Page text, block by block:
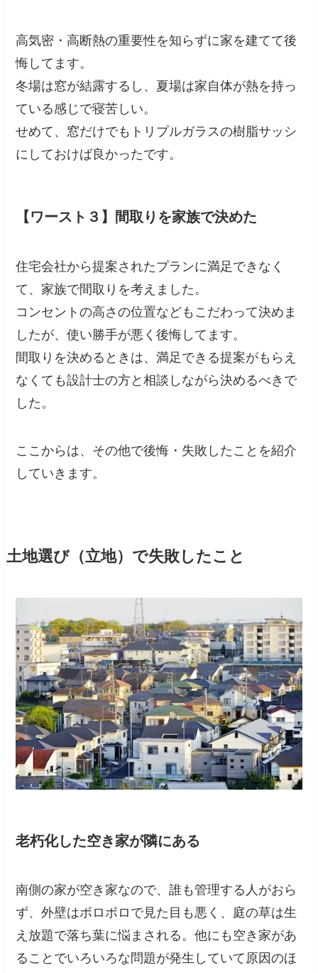
高気密・高断熱の重要性を知らずに家を建てて後
悔してます。
冬場は窓が結露するし、夏場は家自体が熱を持っ
ている感じで寝苦しい。
せめて、窓だけでもトリプルガラスの樹脂サッシ
にしておけば良かったです。
【ワースト３】間取りを家族で決めた
住宅会社から提案されたプランに満足できなく
て、家族で間取りを考えました。
コンセントの高さの位置などもこだわって決めま
したが、使い勝手が悪く後悔してます。
間取りを決めるときは、満足できる提案がもらえ
なくても設計士の方と相談しながら決めるべきで
した。
ここからは、その他で後悔・失敗したことを紹介
していきます。
土地選び（立地）で失敗したこと
老朽化した空き家が隣にある
南側の家が空き家なので、誰も管理する人がおら
ず、外壁はボロボロで見た目も悪く、庭の草は生
え放題で落ち葉に悩まされる。他にも空き家があ
ることでいろいろな問題が発生していて原因のほ